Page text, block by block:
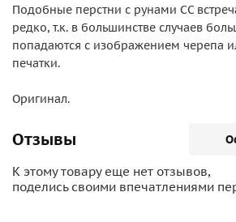
Подобные перстни с рунами СС
редко, т.к. в большинстве случаев
попадаются с изображением черепа
печатки.
Оригинал.
Отзывы
К этому товару еще нет отзывов,
поделись своими впечатлениями